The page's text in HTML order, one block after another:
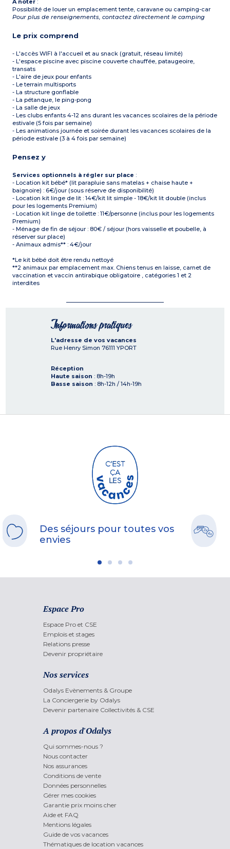
À noter :
Possibilité de louer un emplacement tente, caravane ou camping-car
Pour plus de renseignements, contactez directement le camping
Le prix comprend
- L'accès WIFI à l'accueil et au snack (gratuit, réseau limité)
- L'espace piscine avec piscine couverte chauffée, pataugeoire,
transats
- L'aire de jeux pour enfants
- Le terrain multisports
- La structure gonflable
- La pétanque, le ping-pong
- La salle de jeux
- Les clubs enfants 4-12 ans durant les vacances scolaires de la période
estivale (5 fois par semaine)
- Les animations journée et soirée durant les vacances scolaires de la
période estivale (3 à 4 fois par semaine)
Pensez y
Services optionnels à régler sur place :
- Location kit bébé* (lit parapluie sans matelas + chaise haute +
baignoire) : 6€/jour (sous réserve de disponibilité)
- Location kit linge de lit : 14€/kit lit simple - 18€/kit lit double (inclus
pour les logements Premium)
- Location kit linge de toilette : 11€/personne (inclus pour les logements
Premium)
- Ménage de fin de séjour : 80€ / séjour (hors vaisselle et poubelle, à
réserver sur place)
- Animaux admis** : 4€/jour
*Le kit bébé doit être rendu nettoyé
**2 animaux par emplacement max. Chiens tenus en laisse, carnet de
vaccination et vaccin antirabique obligatoire , catégories 1 et 2
interdites
Informations pratiques
L'adresse de vos vacances
Rue Henry Simon 76111 YPORT
Réception
Haute saison : 8h-19h
Basse saison : 8h-12h / 14h-19h
Des séjours pour toutes vos
envies
Espace Pro
Espace Pro et CSE
Emplois et stages
Relations presse
Devenir propriétaire
Nos services
Odalys Evènements & Groupe
La Conciergerie by Odalys
Devenir partenaire Collectivités & CSE
A propos d'Odalys
Qui sommes-nous ?
Nous contacter
Nos assurances
Conditions de vente
Données personnelles
Gérer mes cookies
Garantie prix moins cher
Aide et FAQ
Mentions légales
Guide de vos vacances
Thématiques de location vacances